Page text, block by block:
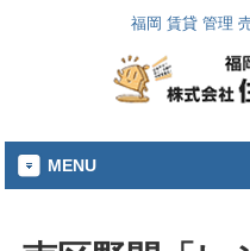
福岡 賃貸 管理
MENU